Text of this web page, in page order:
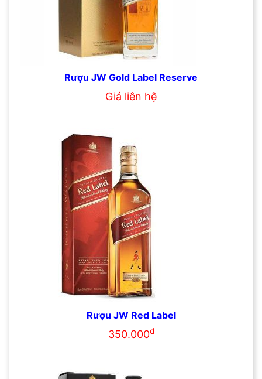
Rượu JW Gold Label Reserve
Giá liên hệ
Rượu JW Red Label
350.000đ